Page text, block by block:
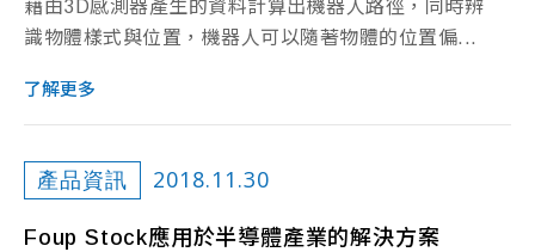
藉由3D感測器產生的資料計算出機器人路徑，同時辨
識物體樣式與位置，機器人可以隨著物體的位置偏...
了解更多
產品資訊 2018.11.30
Foup Stock應用於半導體產業的解決方案